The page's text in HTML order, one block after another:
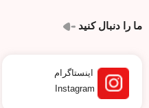
ما را دنبال کنید
اینستاگرام
Instagram